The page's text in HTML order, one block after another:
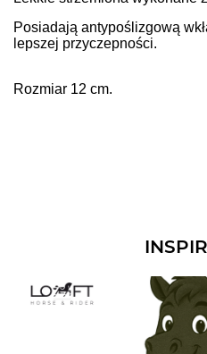
Posiadają antypoślizgową
lepszej przyczepności.
Rozmiar 12 cm.